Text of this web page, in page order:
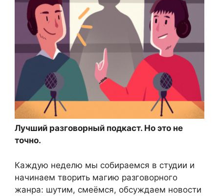
Лучший разговорный подкаст. Но это не
точно.
Каждую неделю мы собираемся в студии и
начинаем творить магию разговорного
жанра: шутим, смеёмся, обсуждаем новости